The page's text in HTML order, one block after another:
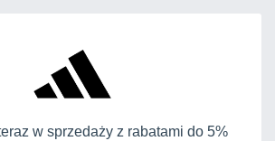
w sprzedaży z rabatami do 5%